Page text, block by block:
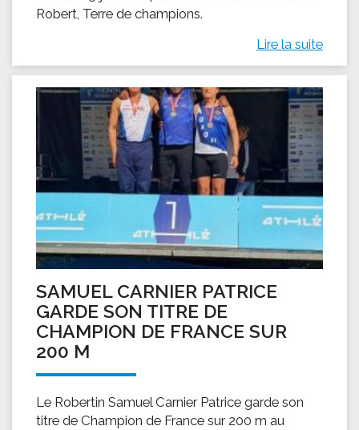
Robert, Terre de champions.
Lire la suite
SAMUEL CARNIER PATRICE
GARDE SON TITRE DE
CHAMPION DE FRANCE SUR
200 M
Le Robertin Samuel Carnier Patrice garde son
titre de Champion de France sur 200 m au